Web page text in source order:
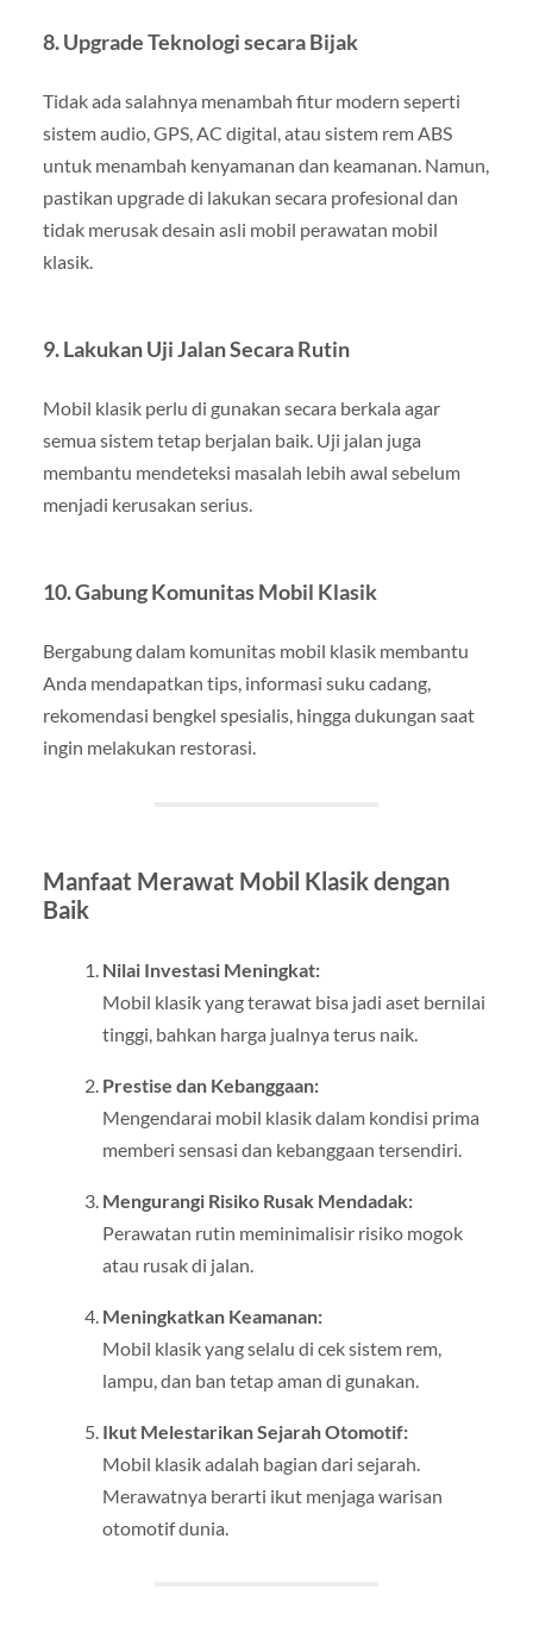
8.Upgrade Teknologi secara Bijak
Tidak ada salahnya menambah fitur modern seperti
sistem audio, GPS, AC digital, atau sistem rem ABS
untuk menambah kenyamanan dan keamanan. Namun,
pastikan upgrade di lakukan secara profesional dan
tidak merusak desain asli mobil perawatan mobil
klasik.
9.Lakukan Uji Jalan Secara Rutin
Mobil klasik perlu di gunakan secara berkala agar
semua sistem tetap berjalan baik. Uji jalan juga
membantu mendeteksi masalah lebih awal sebelum
menjadi kerusakan serius.
10.Gabung Komunitas Mobil Klasik
Bergabung dalam komunitas mobil klasik membantu
Anda mendapatkan tips, informasi suku cadang,
rekomendasi bengkel spesialis, hingga dukungan saat
ingin melakukan restorasi.
Manfaat Merawat Mobil Klasik dengan
Baik
Nilai Investasi Meningkat:
Mobil klasik yang terawat bisa jadi aset bernilai
tinggi, bahkan harga jualnya terus naik.
Prestise dan Kebanggaan:
Mengendarai mobil klasik dalam kondisi prima
memberi sensasi dan kebanggaan tersendiri.
Mengurangi Risiko Rusak Mendadak:
Perawatan rutin meminimalisir risiko mogok
atau rusak di jalan.
Meningkatkan Keamanan:
Mobil klasik yang selalu di cek sistem rem,
lampu, dan ban tetap aman di gunakan.
Ikut Melestarikan Sejarah Otomotif:
Mobil klasik adalah bagian dari sejarah.
Merawatnya berarti ikut menjaga warisan
otomotif dunia.